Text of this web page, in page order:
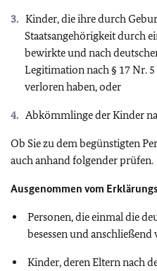
Kinder, die ihre durch
Staatsangehörigkeit durch
bewirkte und nach
Legitimation nach § 17 Nr. 5
verloren haben, oder
Abkömmlinge der Kinder
Ob Sie zu dem begünstigten
auch anhand folgender prüfen.
Ausgenommen vom
Personen, die einmal die
besessen und
Kinder, deren Eltern nach